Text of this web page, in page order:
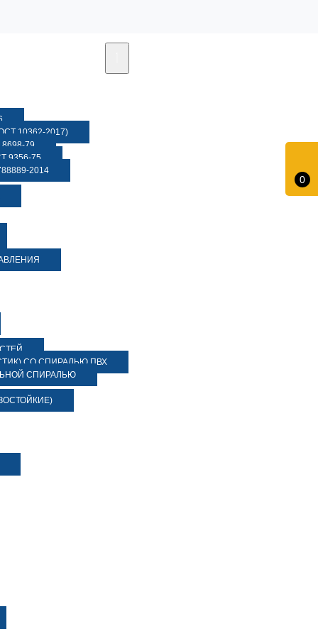
0
10362-2017)
79
9356-75
2014
СО СПИРАЛЬЮ ПВХ
СПИРАЛЬЮ